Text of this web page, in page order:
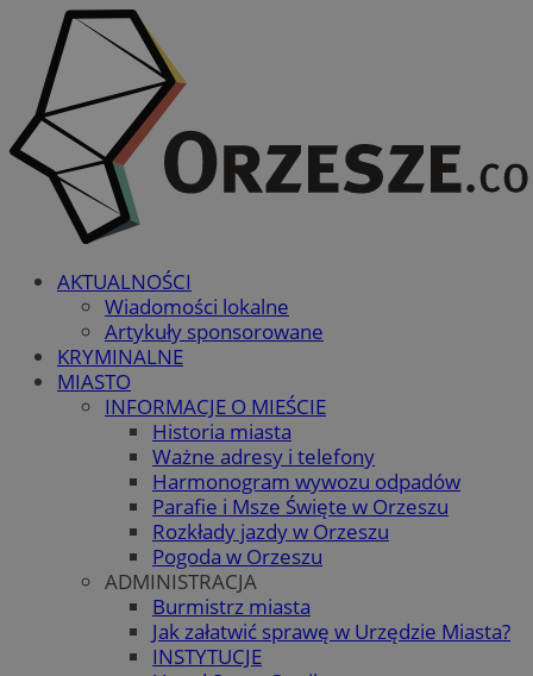
AKTUALNOŚCI
Wiadomości lokalne
Artykuły sponsorowane
KRYMINALNE
MIASTO
INFORMACJE O MIEŚCIE
Historia miasta
Ważne adresy i telefony
Harmonogram wywozu odpadów
Parafie i Msze Święte w Orzeszu
Rozkłady jazdy w Orzeszu
Pogoda w Orzeszu
ADMINISTRACJA
Burmistrz miasta
Jak załatwić sprawę w Urzędzie Miasta?
INSTYTUCJE